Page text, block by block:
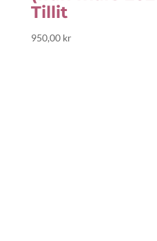
Tillit
950,00 kr